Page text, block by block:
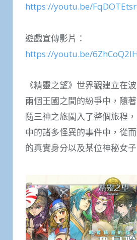
https://youtu.be/
遊戲宣傳影片：
https://youtu.be/
《精靈之望》世界觀建立在
兩個王國之間的紛爭中，隨
隨三神之旅闖入了整個旅程
中的諸多怪異的事件中，從
的真實身分以及某位神秘女子